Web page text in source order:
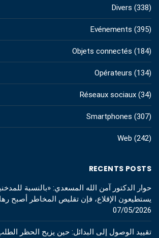
Divers (338)
Evénements (395)
Objets connectés (184)
Opérateurs (134)
Réseaux sociaux (34)
Smartphones (307)
Web (242)
RECENTS POSTS
حوار الدكتور آمن الله المسعدي: «بالنسبة
يستطيعون الإقلاع، فإن تقليص المخاطر أصبح
07/05/2026
تقييد الوصول إلى البدائل: حين يزيح الحظر